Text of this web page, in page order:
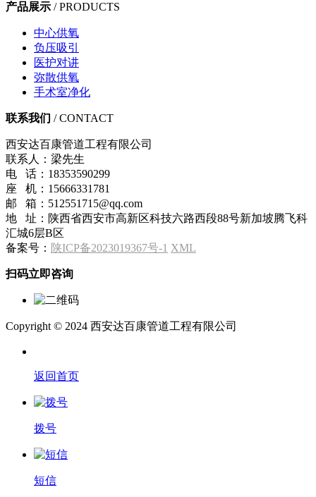
产品展示 / PRODUCTS
中心供氧
负压吸引
医护对讲
弥散供氧
手术室净化
联系我们 / CONTACT
西安达百康管道工程有限公司
联系人：梁先生
电 话：18353590299
座 机：15666331781
邮 箱：512551715@qq.com
地 址：陕西省西安市高新区科技六路西段88号新加坡腾飞科
汇城6层B区
备案号： 陕ICP备2023019367号-1 XML
扫码立即咨询
Copyright © 2024 西安达百康管道工程有限公司
返回首页
拨号
短信